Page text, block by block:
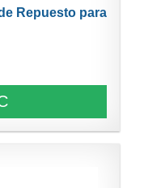
Repuesto para